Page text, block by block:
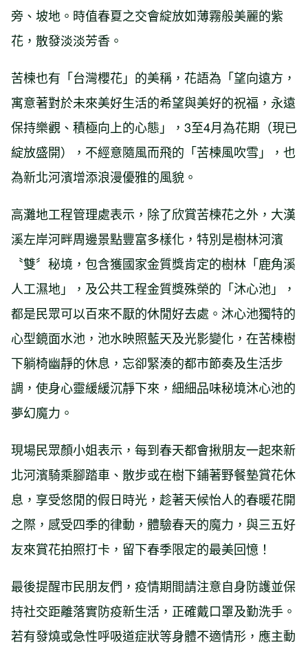
旁、坡地。時值春夏之交會綻放如薄霧般美麗的紫
花，散發淡淡芳香。
苦楝也有「台灣櫻花」的美稱，花語為「望向遠方，
寓意著對於未來美好生活的希望與美好的祝福，永遠
保持樂觀、積極向上的心態」，3至4月為花期（現已
綻放盛開），不經意隨風而飛的「苦楝風吹雪」，也
為新北河濱增添浪漫優雅的風貌。
高灘地工程管理處表示，除了欣賞苦楝花之外，大漢
溪左岸河畔周邊景點豐富多樣化，特別是樹林河濱
〝雙〞秘境，包含獲國家金質獎肯定的樹林「鹿角溪
人工濕地」，及公共工程金質獎殊榮的「沐心池」，
都是民眾可以百來不厭的休閒好去處。沐心池獨特的
心型鏡面水池，池水映照藍天及光影變化，在苦楝樹
下躺椅幽靜的休息，忘卻緊湊的都市節奏及生活步
調，使身心靈緩緩沉靜下來，細細品味秘境沐心池的
夢幻魔力。
現場民眾顏小姐表示，每到春天都會揪朋友一起來新
北河濱騎乘腳踏車、散步或在樹下鋪著野餐墊賞花休
息，享受悠閒的假日時光，趁著天候怡人的春暖花開
之際，感受四季的律動，體驗春天的魔力，與三五好
友來賞花拍照打卡，留下春季限定的最美回憶！
最後提醒市民朋友們，疫情期間請注意自身防護並保
持社交距離落實防疫新生活，正確戴口罩及勤洗手。
若有發燒或急性呼吸道症狀等身體不適情形，應主動